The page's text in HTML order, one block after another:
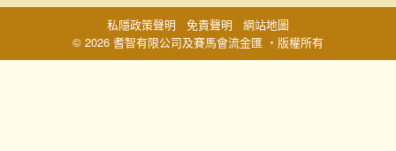
© 2026 耆智有限公司及賽馬會流金匯 ‧版權所有
私隱政策聲明 免責聲明 網站地圖